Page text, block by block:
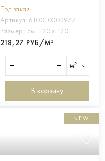
Под заказ
Артикул: 610010002977
Размер, см: 120 х 120
218,27 РУБ/М²
м²
В корзину
NEW